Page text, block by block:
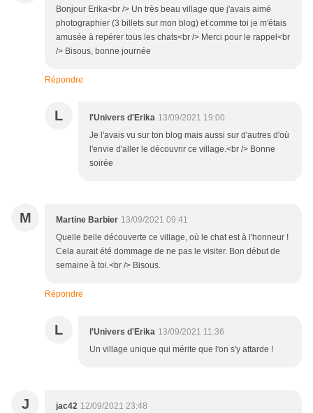
Bonjour Erika<br /> Un très beau village que j'avais aimé
photographier (3 billets sur mon blog) et comme toi je m'étais
amusée à repérer tous les chats<br /> Merci pour le rappel<br
/> Bisous, bonne journée
Répondre
L l'Univers d'Erika 13/09/2021 19:00
Je l'avais vu sur ton blog mais aussi sur d'autres d'où
l'envie d'aller le découvrir ce village.<br /> Bonne
soirée
M Martine Barbier 13/09/2021 09:41
Quelle belle découverte ce village, où le chat est à l'honneur !
Cela aurait été dommage de ne pas le visiter. Bon début de
semaine à toi.<br /> Bisous.
Répondre
L l'Univers d'Erika 13/09/2021 11:36
Un village unique qui mérite que l'on s'y attarde !
J jac42 12/09/2021 23:48